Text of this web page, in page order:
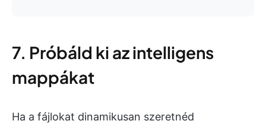
7. Próbáld ki az intelligens
mappákat
Ha a fájlokat dinamikusan szeretnéd